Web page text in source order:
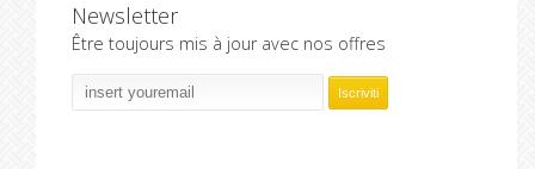
Newsletter
Être toujours mis à jour avec nos offres